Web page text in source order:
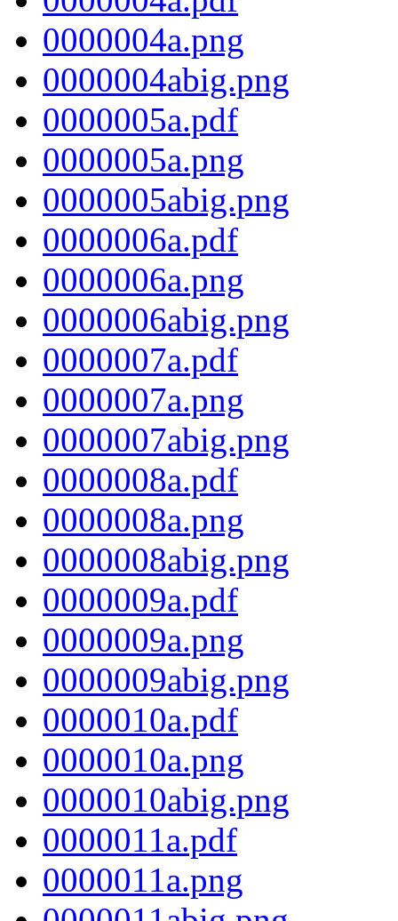
0000004a.png
0000004abig.png
0000005a.pdf
0000005a.png
0000005abig.png
0000006a.pdf
0000006a.png
0000006abig.png
0000007a.pdf
0000007a.png
0000007abig.png
0000008a.pdf
0000008a.png
0000008abig.png
0000009a.pdf
0000009a.png
0000009abig.png
0000010a.pdf
0000010a.png
0000010abig.png
0000011a.pdf
0000011a.png